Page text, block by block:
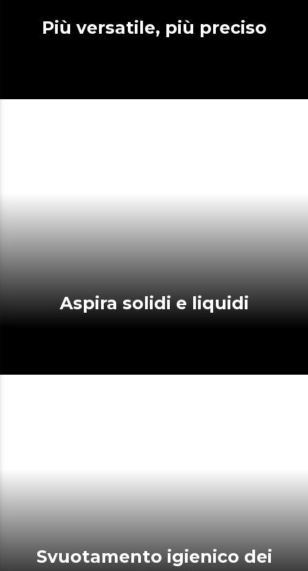
Più versatile, più preciso
Aspira solidi e liquidi
Svuotamento igienico dei